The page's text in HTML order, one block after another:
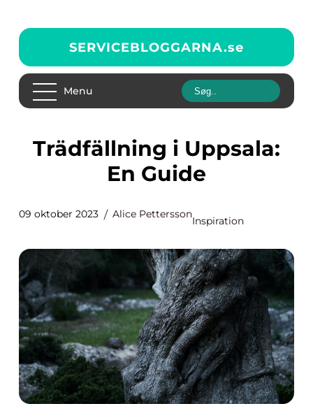
SERVICEBLOGGARNA.se
Menu
Trädfällning i Uppsala:
En Guide
09 oktober 2023 Alice Pettersson
Inspiration